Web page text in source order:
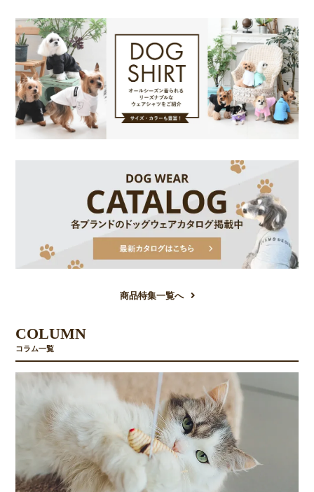
商品特集一覧へ
COLUMN
コラム一覧